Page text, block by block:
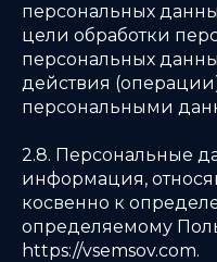
персональных
цели обработки
персональных
действия
персональными
2.8. Персональные
информация,
косвенно к
определяемому
https://vsemsov.com.